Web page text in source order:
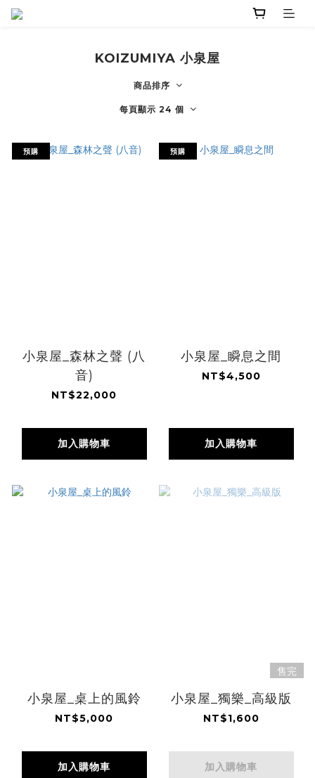
KOIZUMIYA 小泉屋
商品排序
每頁顯示 24 個
預購
小泉屋_森林之聲 (八
音)
NT$22,000
加入購物車
預購
小泉屋_瞬息之間
NT$4,500
加入購物車
小泉屋_桌上的風鈴
NT$5,000
加入購物車
售完
小泉屋_獨樂_高級版
NT$1,600
加入購物車